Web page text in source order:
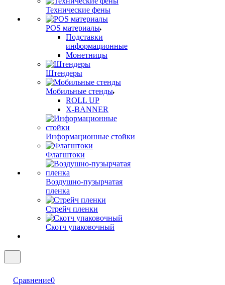
Технические фены
POS материалы
Подставки
информационные
Монетницы
Штендеры
Мобильные стенды
ROLL UP
X-BANNER
Информационные стойки
Флагштоки
Воздушно-пузырчатая
пленка
Стрейч пленки
Скотч упаковочный
Сравнение0